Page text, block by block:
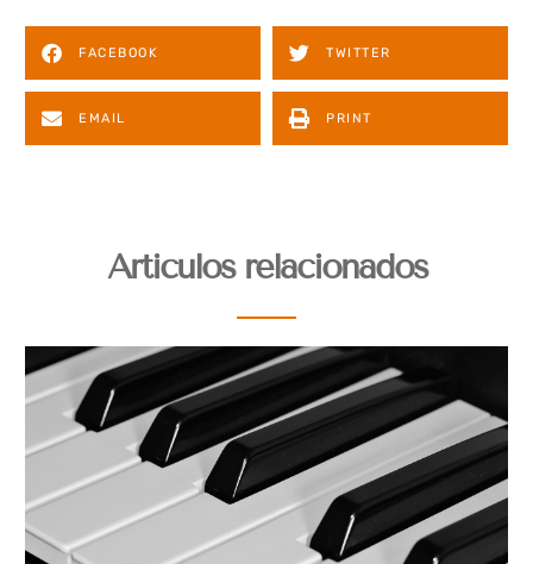
FACEBOOK TWITTER
EMAIL PRINT
Articulos relacionados